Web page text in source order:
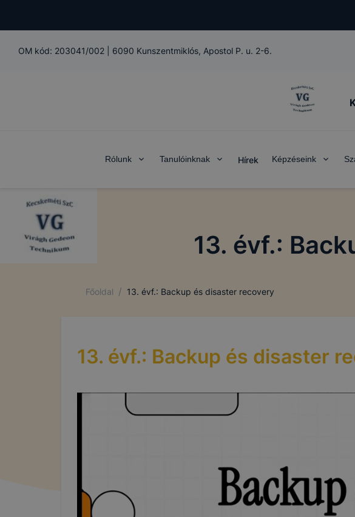
OM kód: 203041/002 6090 Kunszentmiklós, Apostol P. u. 2-6.
Rólunk Tanulóinknak Hírek Képzéseink
13. évf.:
Főoldal / 13. évf.: Backup és disaster recovery
13. évf.: Backup és disaster